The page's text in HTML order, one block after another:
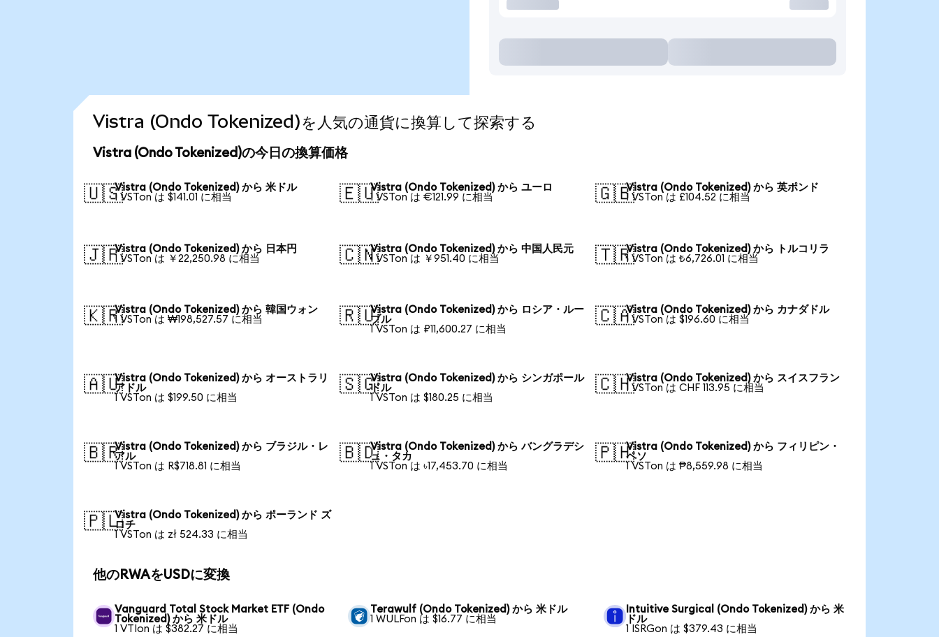
Vistra (Ondo Tokenized)を人気の通貨に換算して探索する
Vistra (Ondo Tokenized)の今日の換算価格
🇺🇸Vistra (Ondo Tokenized) から 米ドル
1 VSTon は $141.01 に相当
🇪🇺Vistra (Ondo Tokenized) から ユーロ
1 VSTon は €121.99 に相当
🇬🇧Vistra (Ondo Tokenized) から 英ポンド
1 VSTon は £104.52 に相当
🇯🇵Vistra (Ondo Tokenized) から 日本円
1 VSTon は ￥22,250.98 に相当
🇨🇳Vistra (Ondo Tokenized) から 中国人民元
1 VSTon は ￥951.40 に相当
🇹🇷Vistra (Ondo Tokenized) から トルコリラ
1 VSTon は ₺6,726.01 に相当
🇰🇷Vistra (Ondo Tokenized) から 韓国ウォン
1 VSTon は ₩198,527.57 に相当
🇷🇺Vistra (Ondo Tokenized) から ロシア・ルー
ブル
1 VSTon は ₽11,600.27 に相当
🇨🇦Vistra (Ondo Tokenized) から カナダドル
1 VSTon は $196.60 に相当
🇦🇺Vistra (Ondo Tokenized) から オーストラリ
アドル
1 VSTon は $199.50 に相当
🇸🇬Vistra (Ondo Tokenized) から シンガポール
ドル
1 VSTon は $180.25 に相当
🇨🇭Vistra (Ondo Tokenized) から スイスフラン
1 VSTon は CHF 113.95 に相当
🇧🇷Vistra (Ondo Tokenized) から ブラジル・レ
アル
1 VSTon は R$718.81 に相当
🇧🇩Vistra (Ondo Tokenized) から バングラデシ
ュ・タカ
1 VSTon は ৳17,453.70 に相当
🇵🇭Vistra (Ondo Tokenized) から フィリピン・
ペソ
1 VSTon は ₱8,559.98 に相当
🇵🇱Vistra (Ondo Tokenized) から ポーランド ズ
ロチ
1 VSTon は zł 524.33 に相当
他のRWAをUSDに変換
Vanguard Total Stock Market ETF (Ondo
Tokenized) から 米ドル
1 VTIon は $382.27 に相当
Terawulf (Ondo Tokenized) から 米ドル
1 WULFon は $16.77 に相当
Intuitive Surgical (Ondo Tokenized) から 米
ドル
1 ISRGon は $379.43 に相当